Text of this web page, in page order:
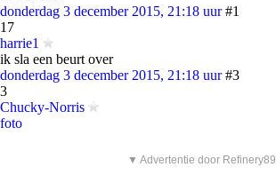
donderdag 3 december 2015, 21:18 uur #1
17
harrie1
ik sla een beurt over
donderdag 3 december 2015, 21:18 uur #3
3
Chucky-Norris
foto
▼ Advertentie door Refinery89